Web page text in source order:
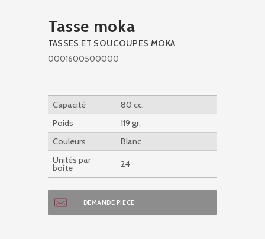
Tasse moka
TASSES ET SOUCOUPES MOKA
0001600500000
Capacité
80 cc.
Poids
119 gr.
Couleurs
Blanc
Unités par
boîte 24
DEMANDE PIÈCE